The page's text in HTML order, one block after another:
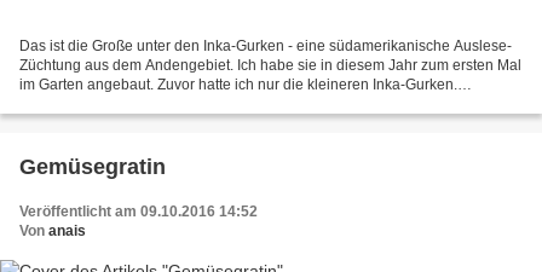
Das ist die Große unter den Inka-Gurken - eine südamerikanische Auslese-
Züchtung aus dem Andengebiet. Ich habe sie in diesem Jahr zum ersten Mal
im Garten angebaut. Zuvor hatte ich nur die kleineren Inka-Gurken.
Gemüsegratin
Veröffentlicht am 09.10.2016 14:52
Von anais